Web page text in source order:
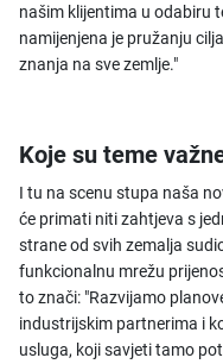
našim klijentima u odabiru
namijenjena je pružanju
znanja na sve zemlje."
Koje su teme
I tu na scenu stupa naša
će primati niti zahtjeva s
strane od svih zemalja
funkcionalnu mrežu
to znači: "Razvijamo
industrijskim partnerima i
usluga, koji savjeti tamo